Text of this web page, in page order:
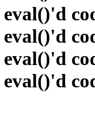
eval()'d
eval()'d
eval()'d
eval()'d